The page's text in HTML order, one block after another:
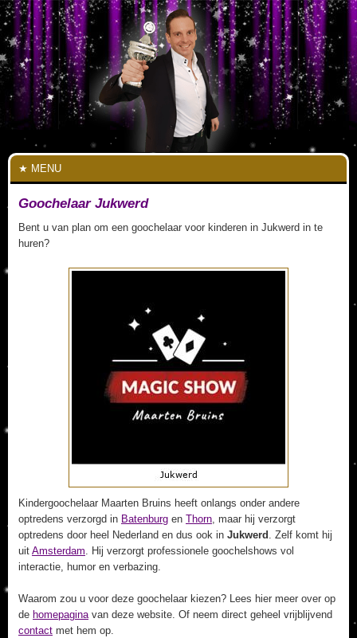
MENU
Goochelaar Jukwerd
Bent u van plan om een goochelaar voor kinderen in Jukwerd in te
huren?
Kindergoochelaar Maarten Bruins heeft onlangs onder andere
optredens verzorgd in Batenburg en Thorn, maar hij verzorgt
optredens door heel Nederland en dus ook in Jukwerd . Zelf komt hij
uit Amsterdam. Hij verzorgt professionele goochelshows vol
interactie, humor en verbazing.
Waarom zou u voor deze goochelaar kiezen? Lees hier meer over op
de homepaginavan deze website. Of neem direct geheel vrijblijvend
contact met hem op.